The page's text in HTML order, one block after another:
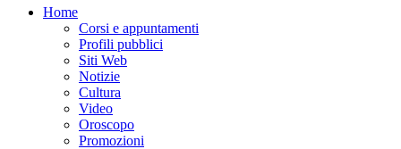
Home
Corsi e appuntamenti
Profili pubblici
Siti Web
Notizie
Cultura
Video
Oroscopo
Promozioni